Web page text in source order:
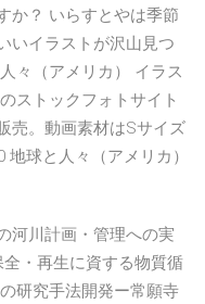
か？ いらすとやは季節
いイラストが沢山見つ
々（アメリカ） イラス
ストックフォトサイト
売。動画素材はSサイズ
球と人々（アメリカ）
河川計画・管理への実
・再生に資する物質循
研究手法開発ー常願寺